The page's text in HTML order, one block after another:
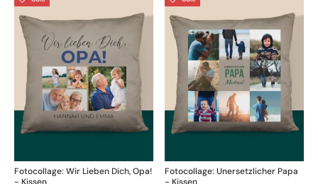
Fotocollage: Wir Lieben Dich, Opa!
Fotocollage: Unersetzlicher Papa